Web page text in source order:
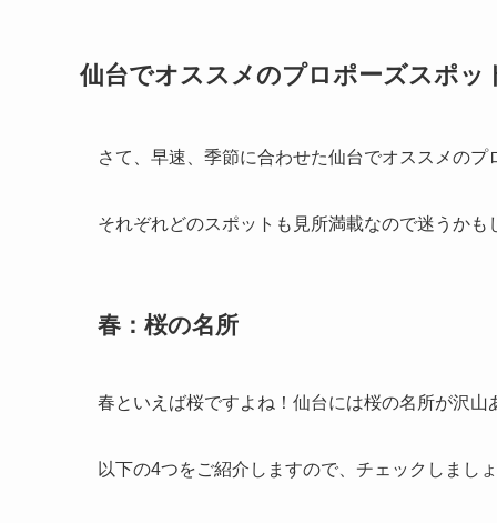
仙台でオススメのプロポーズスポッ
さて、早速、季節に合わせた仙台でオススメの
それぞれどのスポットも見所満載なので迷うか
春：桜の名所
春といえば桜ですよね！仙台には桜の名所が沢山
以下の4つをご紹介しますので、チェックしまし